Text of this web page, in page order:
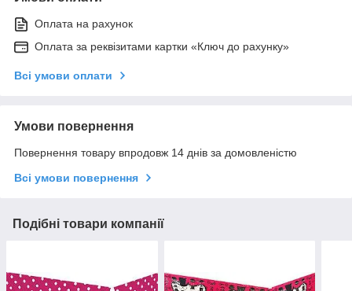
Оплата на рахунок
Оплата за реквізитами картки «Ключ до рахунку»
Всі умови оплати
Умови повернення
Повернення товару впродовж 14 днів за домовленістю
Всі умови повернення
Подібні товари компанії